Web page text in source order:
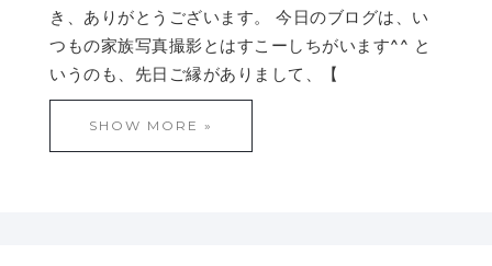
き、ありがとうございます。 今日のブログは、い
つもの家族写真撮影とはすこーしちがいます^^ と
いうのも、先日ご縁がありまして、【
SHOW MORE »